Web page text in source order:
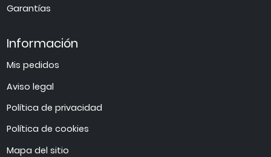
Garantías
Información
Mis pedidos
Aviso legal
Política de privacidad
Política de cookies
Mapa del sitio